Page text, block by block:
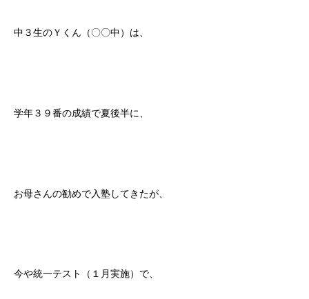
中３生のＹくん（〇〇中）は、
学年３９番の成績で夏後半に、
お母さんの勧めで入塾してきたが、
今や統一テスト（１月実施）で、